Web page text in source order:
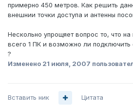
примерно 450 метров. Как решить
внешнии точки доступа и антенны
Нескольно упрощяет вопрос то, что
всего 1 ПК и возможно ли подключить
?
Изменено 21 июля, 2007
Вставить ник Цитата